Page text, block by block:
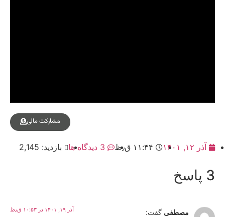
مشارکت مالی
آذر ۱۲, ۱۴۰۱ ۱۱:۴۴ ق٫ظ 3 دیدگاه ها بازدید: 2,145
3 پاسخ
مصطفی گفت: آذر ۱۹, ۱۴۰۱ در ۱۰:۵۳ ق٫ظ